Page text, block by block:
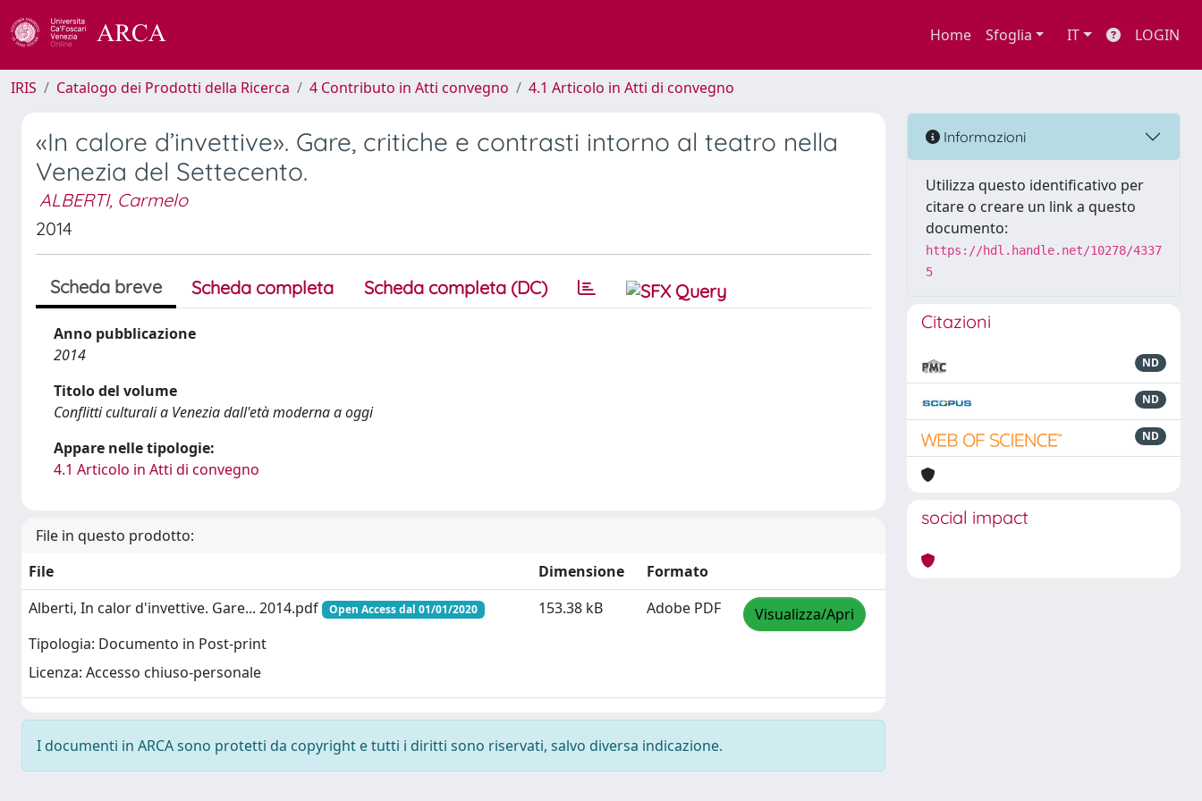
Home Sfoglia IT LOGIN
IRIS Catalogo dei Prodotti della Ricerca 4 Contributo in Atti convegno 4.1 Articolo in Atti di convegno
«In calore d’invettive». Gare, critiche e contrasti intorno al teatro nella
Venezia del Settecento.
ALBERTI, Carmelo
2014
Scheda breve Scheda completa Scheda completa (DC)
Anno pubblicazione
2014
Titolo del volume
Conflitti culturali a Venezia dall'età moderna a oggi
Appare nelle tipologie:
4.1 Articolo in Atti di convegno
File in questo prodotto:
File
Dimensione
Formato
Alberti, In calor d'invettive. Gare... 2014.pdf
Open Access dal 01/01/2020
Tipologia: Documento in Post-print
Licenza: Accesso chiuso-personale
153.38 kB Adobe PDF Visualizza/Apri
I documenti in ARCA sono protetti da copyright e tutti i diritti sono riservati, salvo diversa indicazione.
Informazioni
Utilizza questo identificativo per
citare o creare un link a questo
documento:
https://hdl.handle.net/10278/4337
5
Citazioni
ND
ND
ND
social impact